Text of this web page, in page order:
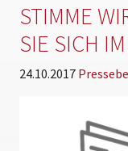
STIMME
SIE SICH
24.10.2017